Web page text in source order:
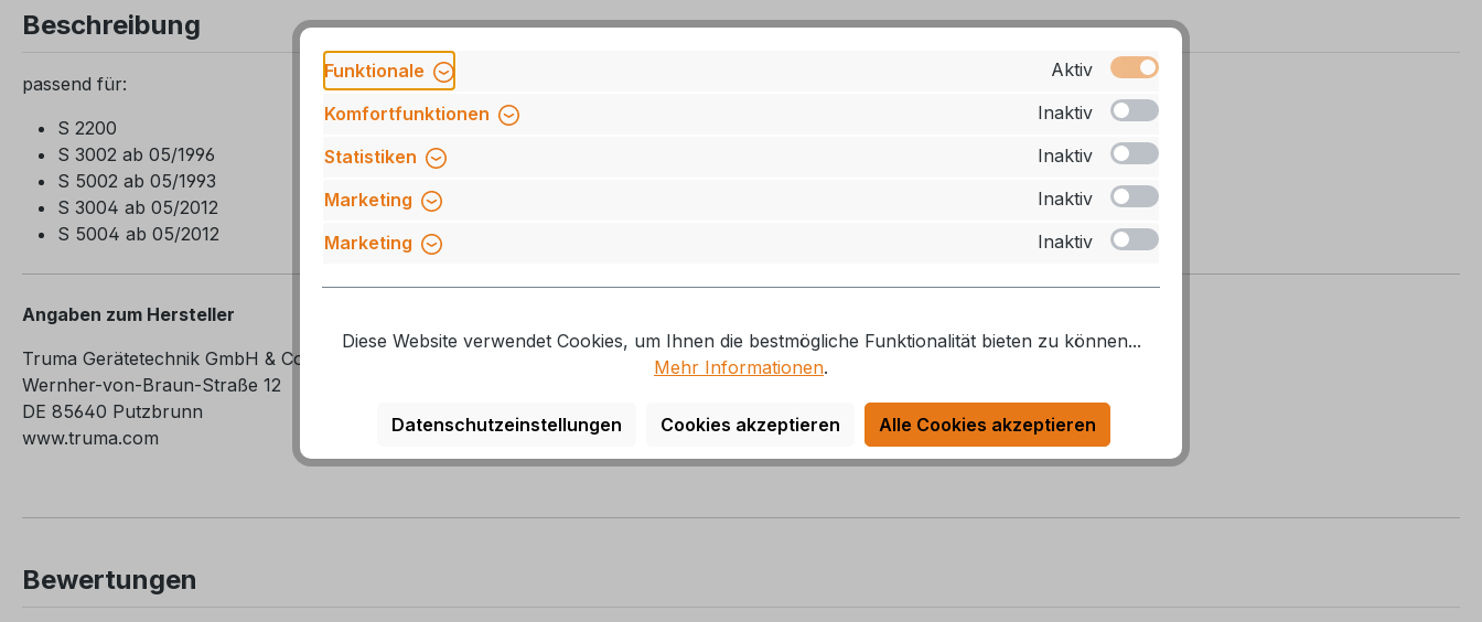
Beschreibung
passend für:
S 2200
S 3002 ab 05/1996
S 5002 ab 05/1993
S 3004 ab 05/2012
S 5004 ab 05/2012
Angaben zum Hersteller
Truma Gerätetechnik GmbH & Co. KG
Wernher-von-Braun-Straße 12
DE 85640 Putzbrunn
www.truma.com
Bewertungen
Funktionale
Aktiv
Komfortfunktionen
Inaktiv
Statistiken
Inaktiv
Marketing
Inaktiv
Marketing
Inaktiv
Diese Website verwendet Cookies, um Ihnen die bestmögliche Funktionalität bieten zu können...
Mehr Informationen.
Datenschutzeinstellungen Cookies akzeptieren Alle Cookies akzeptieren